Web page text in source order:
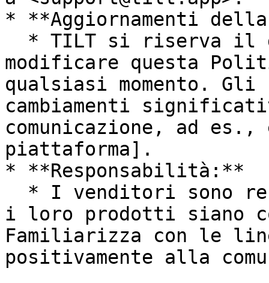
* **Aggiornamenti
modificare questa
qualsiasi momento.
cambiamenti
comunicazione, ad
piattaforma].
* **Responsabilità:**
i loro prodotti siano
Familiarizza con le
positivamente alla